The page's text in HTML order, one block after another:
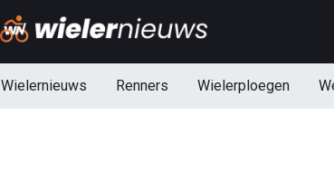
Wielernieuws Renners Wielerploegen